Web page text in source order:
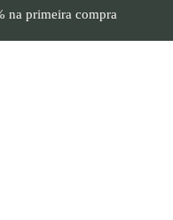
na primeira compra